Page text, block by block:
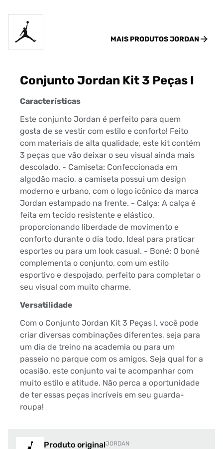
MAIS PRODUTOSJORDAN
Conjunto Jordan Kit 3 Peças I
Características
Este conjunto Jordan é perfeito para quem
gosta de se vestir com estilo e conforto! Feito
com materiais de alta qualidade, este kit contém
3 peças que vão deixar o seu visual ainda mais
descolado. - Camiseta: Confeccionada em
algodão macio, a camiseta possui um design
moderno e urbano, com o logo icônico da marca
Jordan estampado na frente. - Calça: A calça é
feita em tecido resistente e elástico,
proporcionando liberdade de movimento e
conforto durante o dia todo. Ideal para praticar
esportes ou para um look casual. - Boné: O boné
complementa o conjunto, com um estilo
esportivo e despojado, perfeito para completar o
seu visual com muito charme.
Versatilidade
Com o Conjunto Jordan Kit 3 Peças I, você pode
criar diversas combinações diferentes, seja para
um dia de treino na academia ou para um
passeio no parque com os amigos. Seja qual for a
ocasião, este conjunto vai te acompanhar com
muito estilo e atitude. Não perca a oportunidade
de ter essas peças incríveis em seu guarda-
roupa!
Produto originalJORDAN